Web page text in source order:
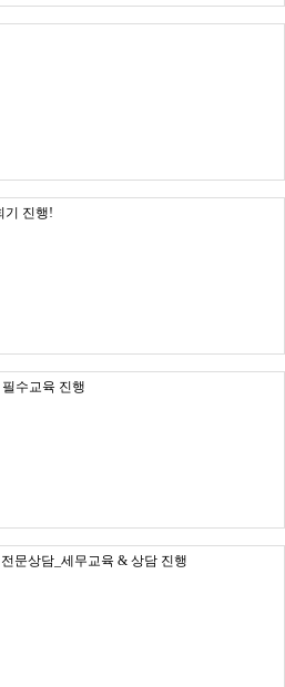
기 진행!
수교육 진행
문상담_세무교육 & 상담 진행